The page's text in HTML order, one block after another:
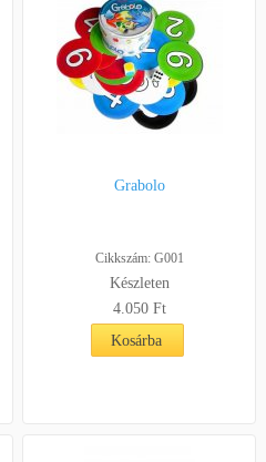
Grabolo
Cikkszám: G001
Készleten
4.050 Ft
Kosárba